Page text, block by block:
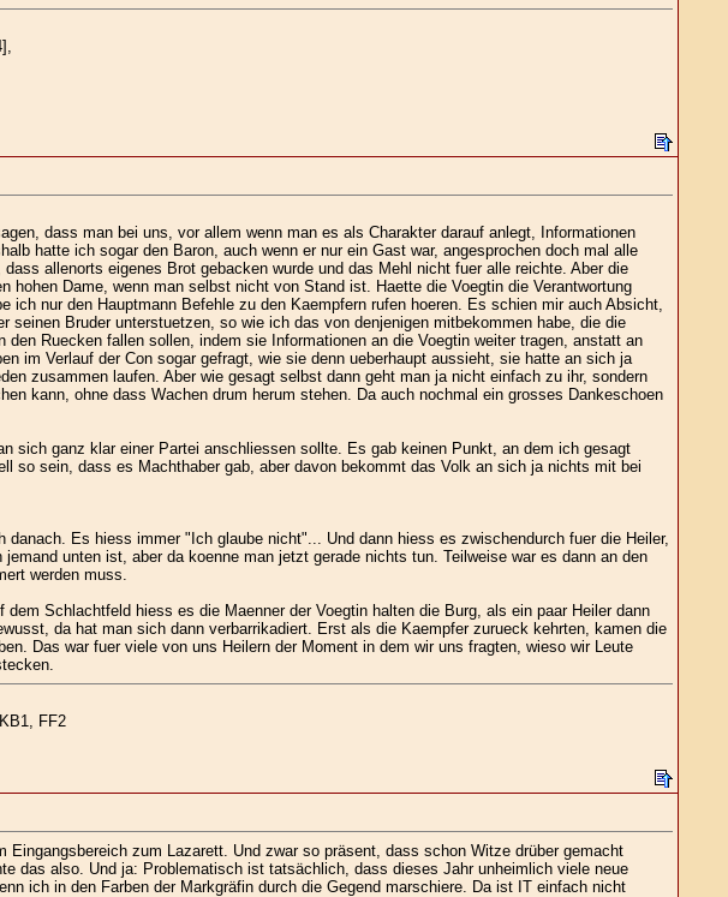
dass man bei uns, vor allem wenn man es als Charakter darauf anlegt, Informationen
hatte ich sogar den Baron, auch wenn er nur ein Gast war, angesprochen doch mal alle
allenorts eigenes Brot gebacken wurde und das Mehl nicht fuer alle reichte. Aber die
Dame, wenn man selbst nicht von Stand ist. Haette die Voegtin die Verantwortung
nur den Hauptmann Befehle zu den Kaempfern rufen hoeren. Es schien mir auch Absicht,
Bruder unterstuetzen, so wie ich das von denjenigen mitbekommen habe, die die
Ruecken fallen sollen, indem sie Informationen an die Voegtin weiter tragen, anstatt an
im Verlauf der Con sogar gefragt, wie sie denn ueberhaupt aussieht, sie hatte an sich ja
zusammen laufen. Aber wie gesagt selbst dann geht man ja nicht einfach zu ihr, sondern
kann, ohne dass Wachen drum herum stehen. Da auch nochmal ein grosses Dankeschoen
sich ganz klar einer Partei anschliessen sollte. Es gab keinen Punkt, an dem ich gesagt
so sein, dass es Machthaber gab, aber davon bekommt das Volk an sich ja nichts mit bei
Es hiess immer "Ich glaube nicht"... Und dann hiess es zwischendurch fuer die Heiler,
unten ist, aber da koenne man jetzt gerade nichts tun. Teilweise war es dann an den
werden muss.
Schlachtfeld hiess es die Maenner der Voegtin halten die Burg, als ein paar Heiler dann
da hat man sich dann verbarrikadiert. Erst als die Kaempfer zurueck kehrten, kamen die
Das war fuer viele von uns Heilern der Moment in dem wir uns fragten, wieso wir Leute
FF2
zum Lazarett. Und zwar so präsent, dass schon Witze drüber gemacht
das also. Und ja: Problematisch ist tatsächlich, dass dieses Jahr unheimlich viele neue
ich in den Farben der Markgräfin durch die Gegend marschiere. Da ist IT einfach nicht